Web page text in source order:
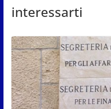
interessarti